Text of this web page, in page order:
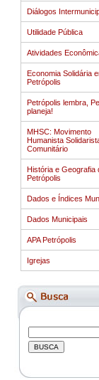
Diálogos
Utilidade Pública
Atividades
Economia Solidária
Petrópolis
Petrópolis lembra,
planeja!
MHSC: Movimento
Humanista
Comunitário
História e Geografia
Petrópolis
Dados e Índices
Dados Municipais
APA Petrópolis
Igrejas